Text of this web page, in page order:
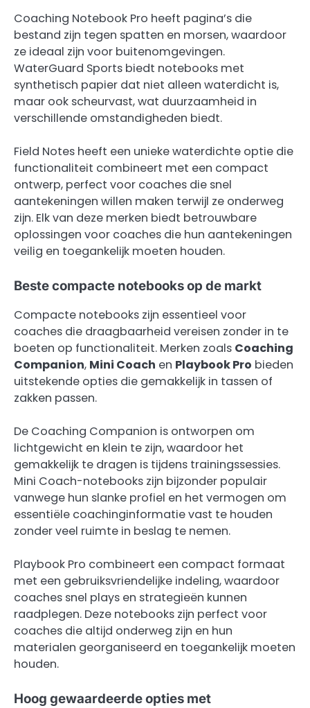
Coaching Notebook Pro heeft pagina’s die
bestand zijn tegen spatten en morsen, waardoor
ze ideaal zijn voor buitenomgevingen.
WaterGuard Sports biedt notebooks met
synthetisch papier dat niet alleen waterdicht is,
maar ook scheurvast, wat duurzaamheid in
verschillende omstandigheden biedt.
Field Notes heeft een unieke waterdichte optie die
functionaliteit combineert met een compact
ontwerp, perfect voor coaches die snel
aantekeningen willen maken terwijl ze onderweg
zijn. Elk van deze merken biedt betrouwbare
oplossingen voor coaches die hun aantekeningen
veilig en toegankelijk moeten houden.
Beste compacte notebooks op de markt
Compacte notebooks zijn essentieel voor
coaches die draagbaarheid vereisen zonder in te
boeten op functionaliteit. Merken zoals Coaching
Companion, Mini Coach en Playbook Pro bieden
uitstekende opties die gemakkelijk in tassen of
zakken passen.
De Coaching Companion is ontworpen om
lichtgewicht en klein te zijn, waardoor het
gemakkelijk te dragen is tijdens trainingssessies.
Mini Coach-notebooks zijn bijzonder populair
vanwege hun slanke profiel en het vermogen om
essentiële coachinginformatie vast te houden
zonder veel ruimte in beslag te nemen.
Playbook Pro combineert een compact formaat
met een gebruiksvriendelijke indeling, waardoor
coaches snel plays en strategieën kunnen
raadplegen. Deze notebooks zijn perfect voor
coaches die altijd onderweg zijn en hun
materialen georganiseerd en toegankelijk moeten
houden.
Hoog gewaardeerde opties met